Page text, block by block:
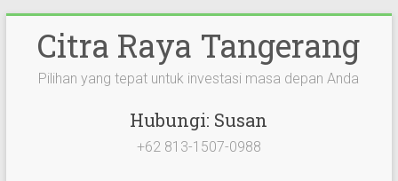
Citra Raya Tangerang
Pilihan yang tepat untuk investasi masa depan Anda
Hubungi: Susan
+62 813-1507-0988